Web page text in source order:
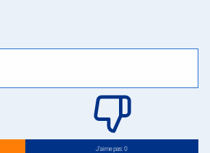
J’aime pas: 0